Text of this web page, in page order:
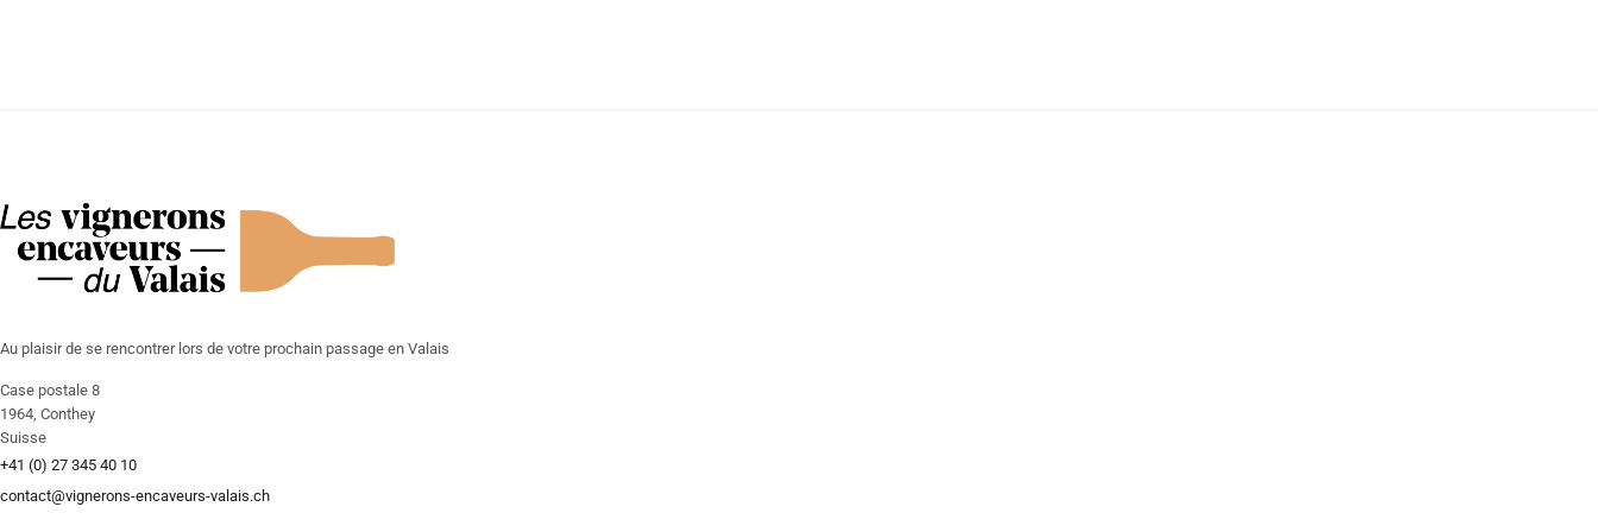
Au plaisir de se rencontrer lors de votre prochain passage en Valais
Case postale 8
1964, Conthey
Suisse
+41 (0) 27 345 40 10
contact@vignerons-encaveurs-valais.ch